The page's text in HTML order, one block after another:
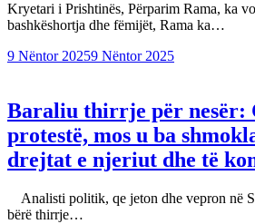
Kryetari i Prishtinës, Përparim Rama, ka
bashkëshortja dhe fëmijët, Rama ka…
9 Nëntor 20259 Nëntor 2025
Baraliu thirrje për nesër:
protestë, mos u ba
drejtat e njeriut dhe të
Analisti politik, qe jeton dhe vepron në
bërë thirrje…